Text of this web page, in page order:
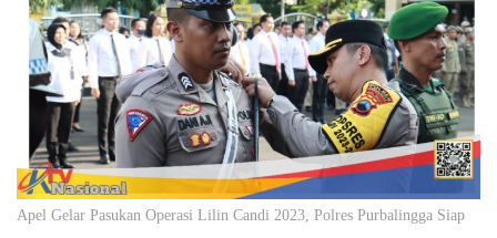
Apel Gelar Pasukan Operasi Lilin Candi 2023, Polres Purbalingga Siap